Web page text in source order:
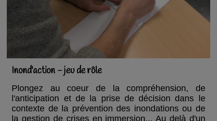
Inond'action - jeu de rôle
Plongez au coeur de la compréhension, de
l'anticipation et de la prise de décision dans le
contexte de la prévention des inondations ou de
la gestion de crises en immersion... Au delà d'un